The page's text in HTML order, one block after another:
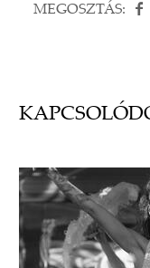
MEGOSZTÁS: